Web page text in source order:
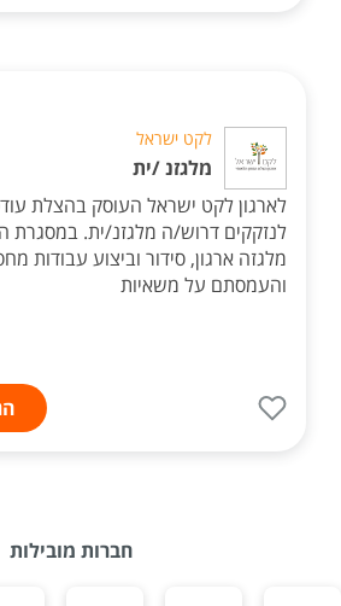
לקט ישראל
מלגזנ /ית
לארגון לקט ישראל העוסק בהצלת
לנזקקים דרוש/ה מלגזנ/ית. במסגרת
מלגזה ארגון, סידור וביצוע עבודות
והעמסתם על משאיות
חברות מובילות